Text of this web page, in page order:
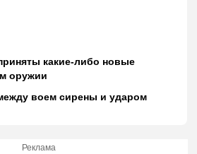
какие-либо новые
оружии
воем сирены и ударом
Реклама